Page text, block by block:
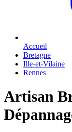
Accueil
Bretagne
Ille-et-Vilaine
Rennes
Artisan